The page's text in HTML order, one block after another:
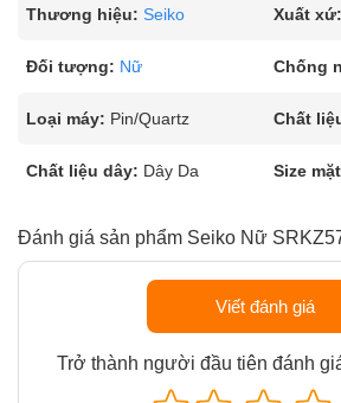
Thương hiệu: Seiko Xuất xứ:
Đối tượng: Nữ Chống
Loại máy: Pin/Quartz Chất
Chất liệu dây: Dây Da Size
Đánh giá sản phẩm Seiko Nữ
Viết đánh giá
Trở thành người đầu tiên đánh